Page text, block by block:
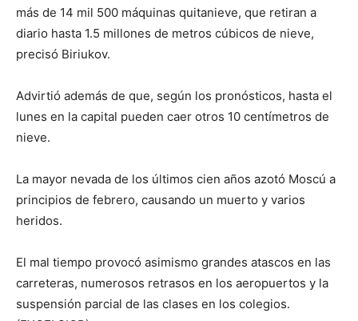
más de 14 mil 500 máquinas quitanieve, que retiran a
diario hasta 1.5 millones de metros cúbicos de nieve,
precisó Biriukov.
Advirtió además de que, según los pronósticos, hasta el
lunes en la capital pueden caer otros 10 centímetros de
nieve.
La mayor nevada de los últimos cien años azotó Moscú a
principios de febrero, causando un muerto y varios
heridos.
El mal tiempo provocó asimismo grandes atascos en las
carreteras, numerosos retrasos en los aeropuertos y la
suspensión parcial de las clases en los colegios.